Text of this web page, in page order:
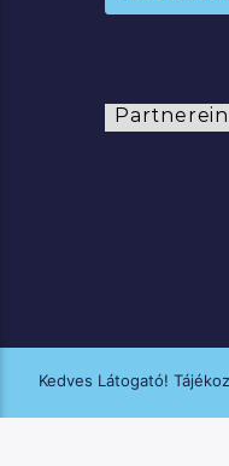
Kedves Látogató!